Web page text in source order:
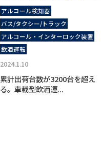
アルコール検知器
バス/タクシー/トラック
アルコール・インターロック装置
飲酒運転
2024.1.10
累計出荷台数が3200台を超え
る。車載型飲酒運...